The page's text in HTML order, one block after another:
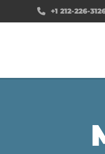
+1 212-226-